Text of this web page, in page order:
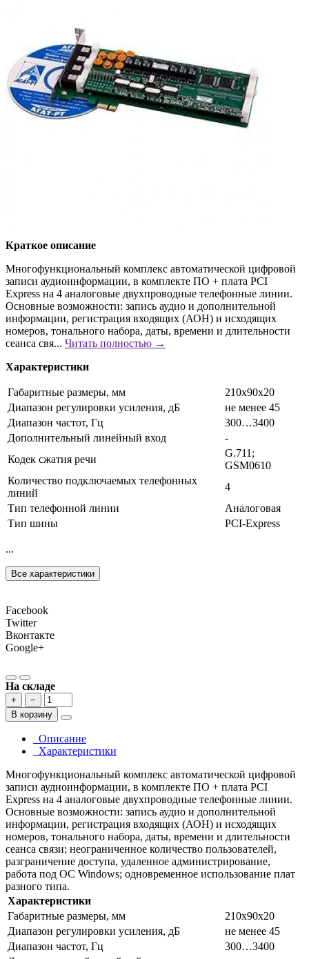
Краткое описание
Многофункциональный комплекс автоматической цифровой
записи аудиоинформации, в комплекте ПО + плата PCI
Express на 4 аналоговые двухпроводные телефонные линии.
Основные возможности: запись аудио и дополнительной
информации, регистрация входящих (АОН) и исходящих
номеров, тонального набора, даты, времени и длительности
сеанса свя... Читать полностью →
Характеристики
Габаритные размеры, мм
210x90x20
Диапазон регулировки усиления, дБ
не менее 45
Диапазон частот, Гц
300…3400
Дополнительный линейный вход
-
Кодек сжатия речи
G.711;
GSM0610
Количество подключаемых телефонных
линий
4
Тип телефонной линии
Аналоговая
Тип шины
PCI-Express
...
Все характеристики
Facebook
Twitter
Вконтакте
Google+
На складе
+
−
В корзину
Описание
Характеристики
Многофункциональный комплекс автоматической цифровой
записи аудиоинформации, в комплекте ПО + плата PCI
Express на 4 аналоговые двухпроводные телефонные линии.
Основные возможности: запись аудио и дополнительной
информации, регистрация входящих (АОН) и исходящих
номеров, тонального набора, даты, времени и длительности
сеанса связи; неограниченное количество пользователей,
разграничение доступа, удаленное администрирование,
работа под ОС Windows; одновременное использование плат
разного типа.
Характеристики
Габаритные размеры, мм
210x90x20
Диапазон регулировки усиления, дБ
не менее 45
Диапазон частот, Гц
300…3400